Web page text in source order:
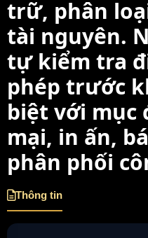
trữ, phân
tài nguyên.
tự kiểm tra
phép trước
biệt với mục
mại, in ấn,
phân phối
Thông tin